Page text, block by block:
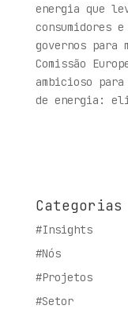
energia que
consumidores
governos para
Comissão
ambicioso
de energia:
Categorias
#Insights
#Nós
#Projetos
#Setor